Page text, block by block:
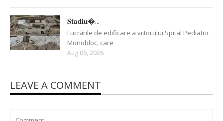
𝐒𝐭𝐚𝐝𝐢𝐮�...
Lucrările de edificare a viitorului Spital Pediatric
Monobloc, care
Aug 06, 2026
LEAVE A COMMENT